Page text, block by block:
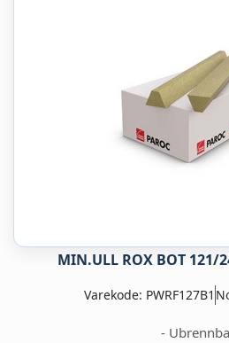
MIN.ULL ROX BOT 121/
Varekode: PWRF127B1
-